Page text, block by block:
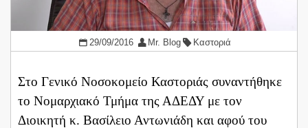
29/09/2016 Mr. Blog Καστοριά
Στο Γενικό Νοσοκομείο Καστοριάς συναντήθηκε
το Νομαρχιακό Τμήμα της ΑΔΕΔΥ με τον
Διοικητή κ. Βασίλειο Αντωνιάδη και αφού του